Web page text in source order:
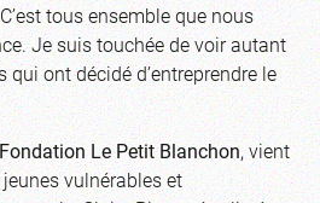
tous ensemble que nous
Je suis touchée de voir autant
ont décidé d’entreprendre le
Fondation Le Petit Blanchon, vient
vulnérables et